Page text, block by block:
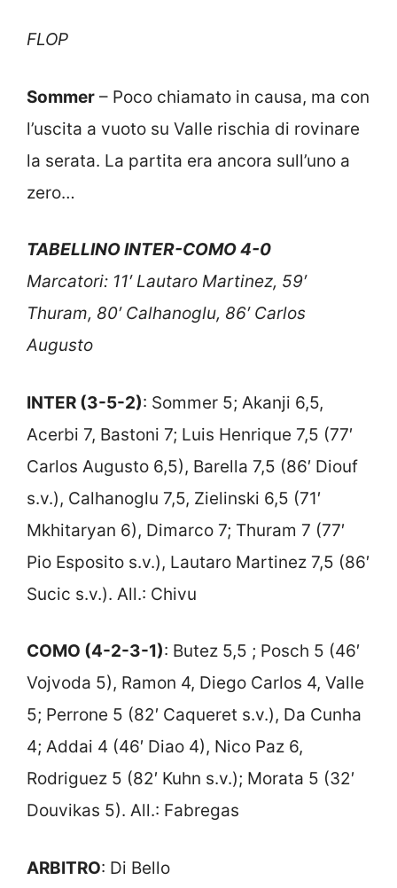
FLOP
Sommer – Poco chiamato in causa, ma con
l’uscita a vuoto su Valle rischia di rovinare
la serata. La partita era ancora sull’uno a
zero…
TABELLINO INTER-COMO 4-0
Marcatori: 11′ Lautaro Martinez, 59′
Thuram, 80′ Calhanoglu, 86′ Carlos
Augusto
INTER (3-5-2): Sommer 5; Akanji 6,5,
Acerbi 7, Bastoni 7; Luis Henrique 7,5 (77′
Carlos Augusto 6,5), Barella 7,5 (86′ Diouf
s.v.), Calhanoglu 7,5, Zielinski 6,5 (71′
Mkhitaryan 6), Dimarco 7; Thuram 7 (77′
Pio Esposito s.v.), Lautaro Martinez 7,5 (86′
Sucic s.v.). All.: Chivu
COMO (4-2-3-1): Butez 5,5 ; Posch 5 (46′
Vojvoda 5), Ramon 4, Diego Carlos 4, Valle
5; Perrone 5 (82′ Caqueret s.v.), Da Cunha
4; Addai 4 (46′ Diao 4), Nico Paz 6,
Rodriguez 5 (82′ Kuhn s.v.); Morata 5 (32′
Douvikas 5). All.: Fabregas
ARBITRO: Di Bello